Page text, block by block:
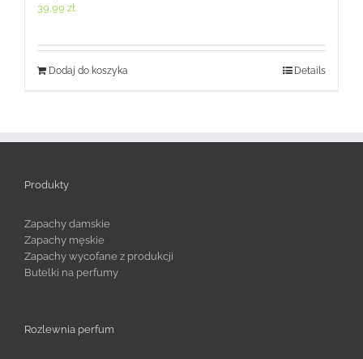
39,99 zł
Dodaj do koszyka Details
Produkty
Zapachy damskie
Zapachy męskie
Zapachy wycofane z produkcji
Butelki na perfumy
Rozlewnia perfum